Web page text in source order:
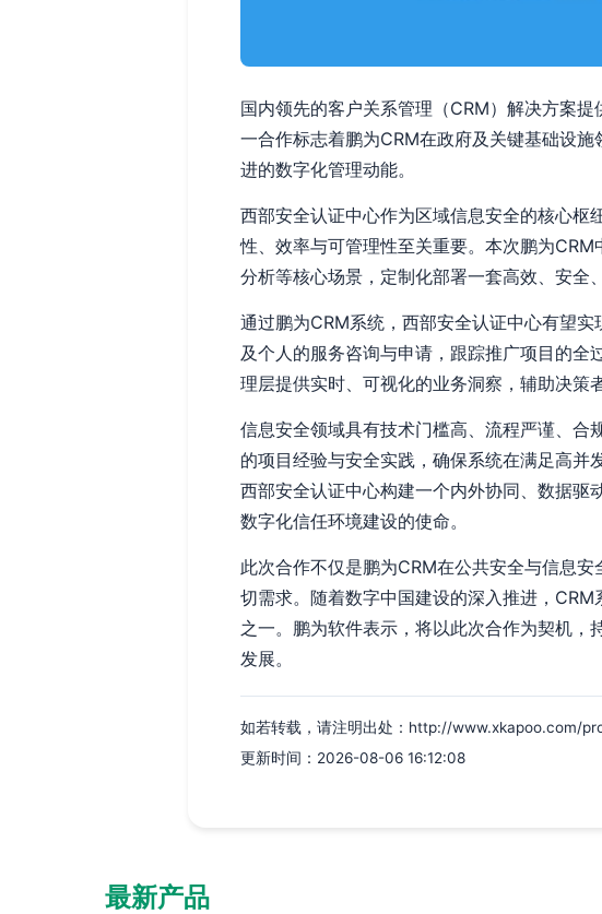
国内领先的客户关系管理（CRM）解决方案
一合作标志着鹏为CRM在政府及关键基础设
进的数字化管理动能。
西部安全认证中心作为区域信息安全的核心枢
性、效率与可管理性至关重要。本次鹏为
分析等核心场景，定制化部署一套高效、安全
通过鹏为CRM系统，西部安全认证中心有望
及个人的服务咨询与申请，跟踪推广项目的
理层提供实时、可视化的业务洞察，辅助决策
信息安全领域具有技术门槛高、流程严谨、合
的项目经验与安全实践，确保系统在满足高并
西部安全认证中心构建一个内外协同、数据驱
数字化信任环境建设的使命。
此次合作不仅是鹏为CRM在公共安全与信息
切需求。随着数字中国建设的深入推进，
之一。鹏为软件表示，将以此次合作为契机
发展。
如若转载，请注明出处：http://www.xkapoo.com/
更新时间：2026-08-06 16:12:08
最新产品